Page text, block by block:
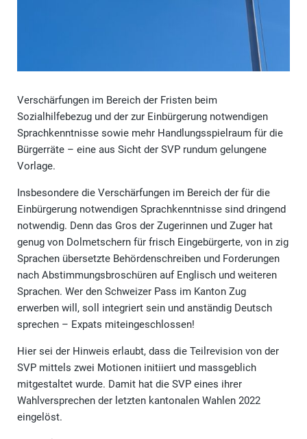
Verschärfungen im Bereich der Fristen beim
Sozialhilfebezug und der zur Einbürgerung notwendigen
Sprachkenntnisse sowie mehr Handlungsspielraum für die
Bürgerräte – eine aus Sicht der SVP rundum gelungene
Vorlage.
Insbesondere die Verschärfungen im Bereich der für die
Einbürgerung notwendigen Sprachkenntnisse sind dringend
notwendig. Denn das Gros der Zugerinnen und Zuger hat
genug von Dolmetschern für frisch Eingebürgerte, von in zig
Sprachen übersetzte Behördenschreiben und Forderungen
nach Abstimmungsbroschüren auf Englisch und weiteren
Sprachen. Wer den Schweizer Pass im Kanton Zug
erwerben will, soll integriert sein und anständig Deutsch
sprechen – Expats miteingeschlossen!
Hier sei der Hinweis erlaubt, dass die Teilrevision von der
SVP mittels zwei Motionen initiiert und massgeblich
mitgestaltet wurde. Damit hat die SVP eines ihrer
Wahlversprechen der letzten kantonalen Wahlen 2022
eingelöst.